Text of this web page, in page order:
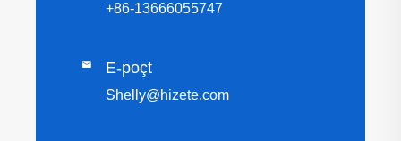
+86-13666055747
 E-poçt
Shelly@hizete.com